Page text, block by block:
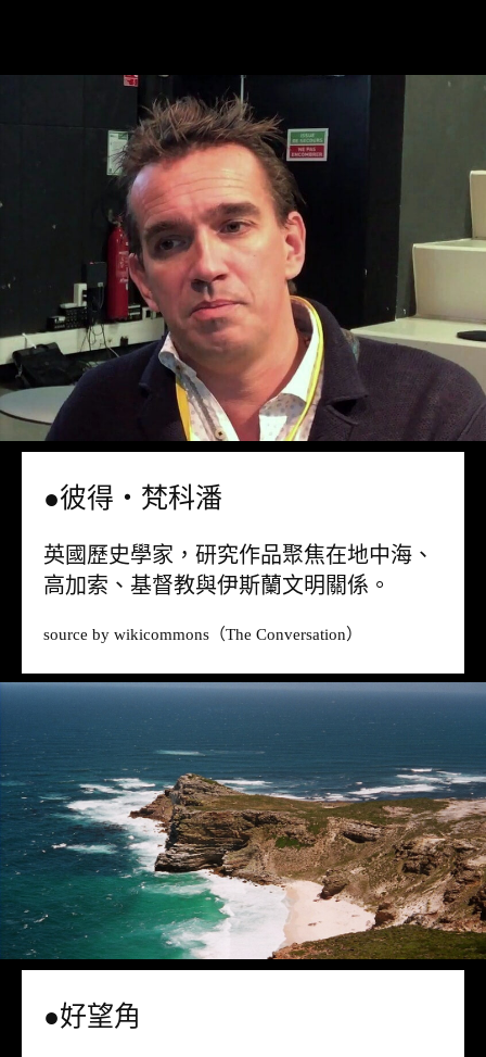
●彼得・梵科潘
英國歷史學家，研究作品聚焦在地中海、
高加索、基督教與伊斯蘭文明關係。
source by wikicommons （The Conversation）
●好望角